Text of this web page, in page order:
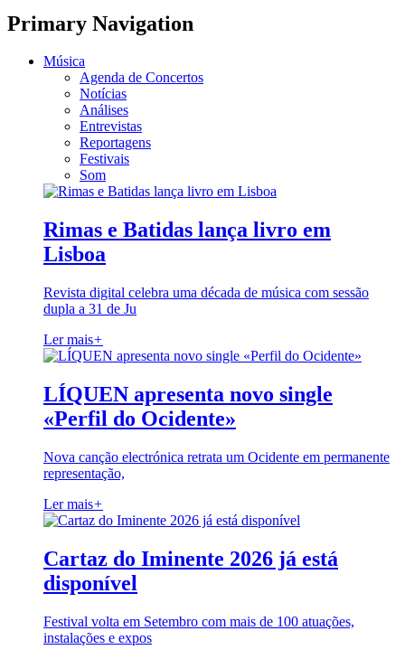
Primary Navigation
Música
Agenda de Concertos
Notícias
Análises
Entrevistas
Reportagens
Festivais
Som
Rimas e Batidas lança livro em
Lisboa
Revista digital celebra uma década de música com sessão
dupla a 31 de Ju
Ler mais+
LÍQUEN apresenta novo single
«Perfil do Ocidente»
Nova canção electrónica retrata um Ocidente em permanente
representação,
Ler mais+
Cartaz do Iminente 2026 já está
disponível
Festival volta em Setembro com mais de 100 atuações,
instalações e expos